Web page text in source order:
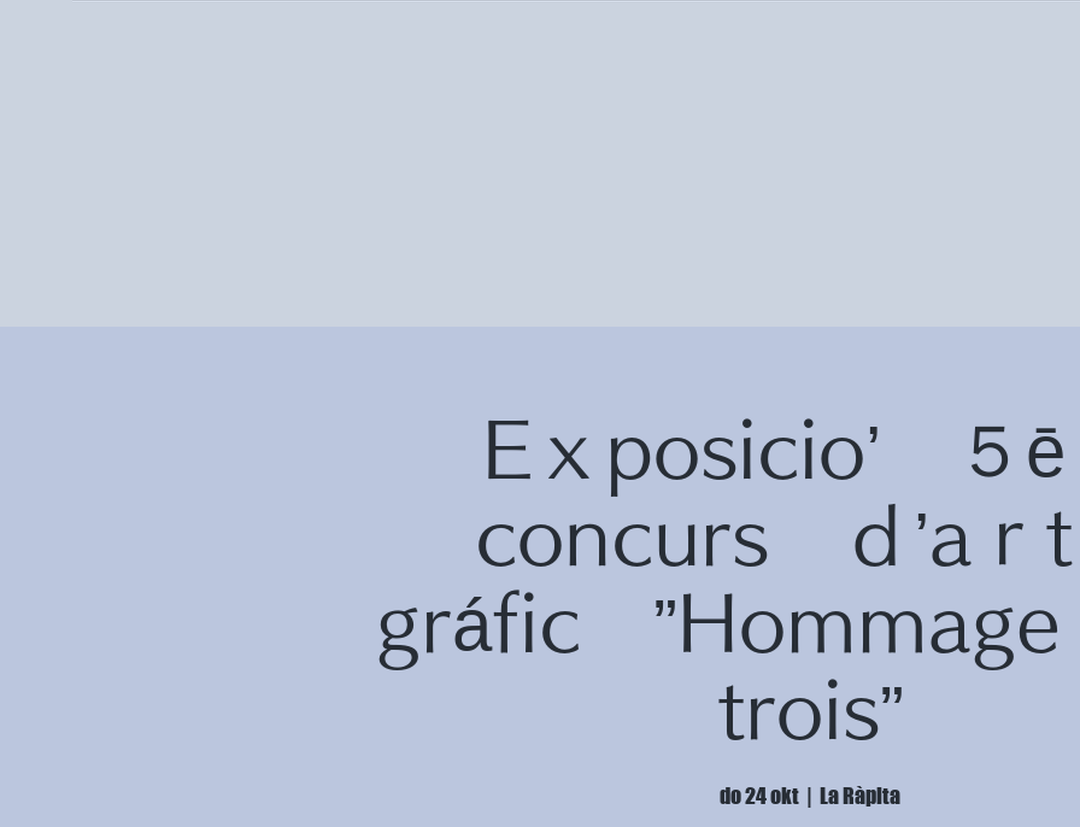
Eｘposicio’ ５
concurs ｄ’a
gráfic
trois”
do 24 okt
  |
La Ràpita